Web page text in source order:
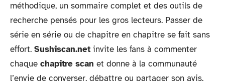
méthodique, un sommaire complet et des outils de
recherche pensés pour les gros lecteurs. Passer de
série en série ou de chapitre en chapitre se fait sans
effort. Sushiscan.net invite les fans à commenter
chaque chapitre scan et donne à la communauté
l’envie de converser, débattre ou partager son avis.